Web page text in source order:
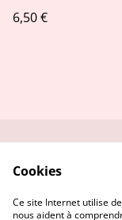
6,50 €
Cookies
Ce site Internet utilise
nous aident à